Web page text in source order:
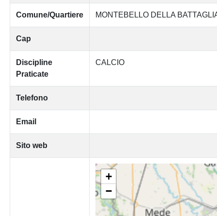
Comune/Quartiere MONTEBELLO DELLA
Cap
Discipline
Praticate
CALCIO
Telefono
Email
Sito web
+
−